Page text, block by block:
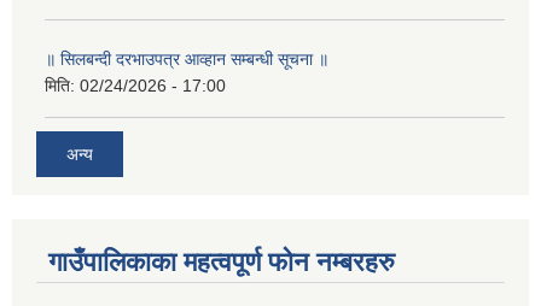
॥ सिलबन्दी दरभाउपत्र आव्हान सम्बन्धी सूचना ॥
मिति: 02/24/2026 - 17:00
अन्य
गाउँपालिकाका महत्वपूर्ण फोन नम्बरहरु